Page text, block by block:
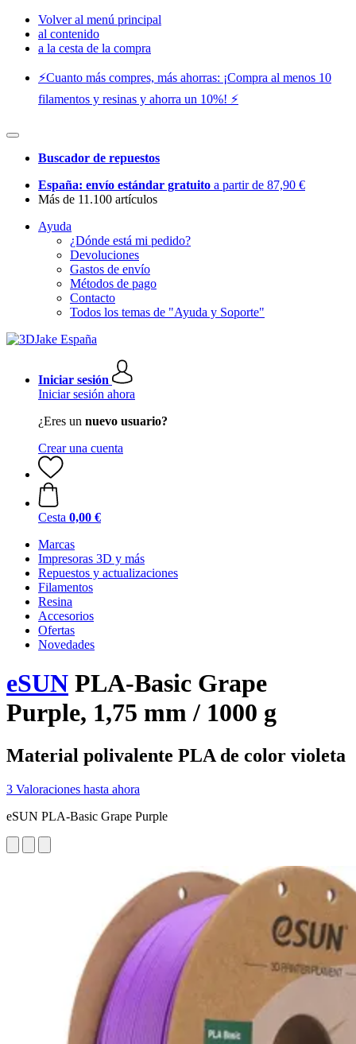
Volver al menú principal
al contenido
a la cesta de la compra
⚡️Cuanto más compres, más ahorras: ¡Compra al menos 10
filamentos y resinas y ahorra un 10%! ⚡️
Buscador de repuestos
España: envío estándar gratuito a partir de 87,90 €
Más de 11.100 artículos
Ayuda
¿Dónde está mi pedido?
Devoluciones
Gastos de envío
Métodos de pago
Contacto
Todos los temas de "Ayuda y Soporte"
Iniciar sesión
Iniciar sesión ahora
¿Eres un nuevo usuario?
Crear una cuenta
Cesta 0,00 €
Marcas
Impresoras 3D y más
Repuestos y actualizaciones
Filamentos
Resina
Accesorios
Ofertas
Novedades
eSUN PLA-Basic Grape
Purple, 1,75 mm / 1000 g
Material polivalente PLA de color violeta
3 Valoraciones hasta ahora
eSUN PLA-Basic Grape Purple